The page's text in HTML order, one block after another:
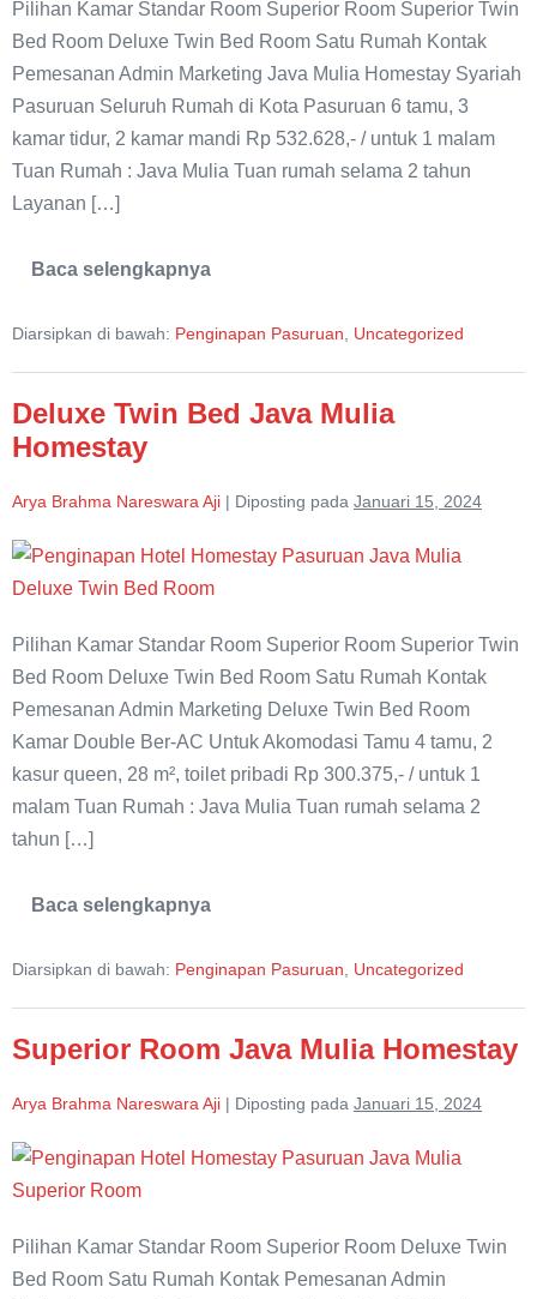
Pasuruan
Pilihan Kamar Standar Room Superior Room Superior Twin
Bed Room Deluxe Twin Bed Room Satu Rumah Kontak
Pemesanan Admin Marketing Java Mulia Homestay Syariah
Pasuruan Seluruh Rumah di Kota Pasuruan 6 tamu, 3
kamar tidur, 2 kamar mandi Rp 532.628,- / untuk 1 malam
Tuan Rumah : Java Mulia Tuan rumah selama 2 tahun
Layanan […]
Baca selengkapnya
Java
Pasuruan
Diarsipkan di bawah: Penginapan Pasuruan, Uncategorized
Deluxe Twin Bed Java Mulia
Homestay
Arya Brahma Nareswara Aji | Diposting pada Januari 15, 2024
Deluxe
Twin
Java
Mulia
Homestay
Pilihan Kamar Standar Room Superior Room Superior Twin
Bed Room Deluxe Twin Bed Room Satu Rumah Kontak
Pemesanan Admin Marketing Deluxe Twin Bed Room
Kamar Double Ber-AC Untuk Akomodasi Tamu 4 tamu, 2
kasur queen, 28 m², toilet pribadi Rp 300.375,- / untuk 1
malam Tuan Rumah : Java Mulia Tuan rumah selama 2
tahun […]
Baca selengkapnya
Deluxe
Java
Homestay
Diarsipkan di bawah: Penginapan Pasuruan, Uncategorized
Superior Room Java Mulia Homestay
Arya Brahma Nareswara Aji | Diposting pada Januari 15, 2024
Superior
Room
Mulia
Homestay
Pilihan Kamar Standar Room Superior Room Deluxe Twin
Bed Room Satu Rumah Kontak Pemesanan Admin